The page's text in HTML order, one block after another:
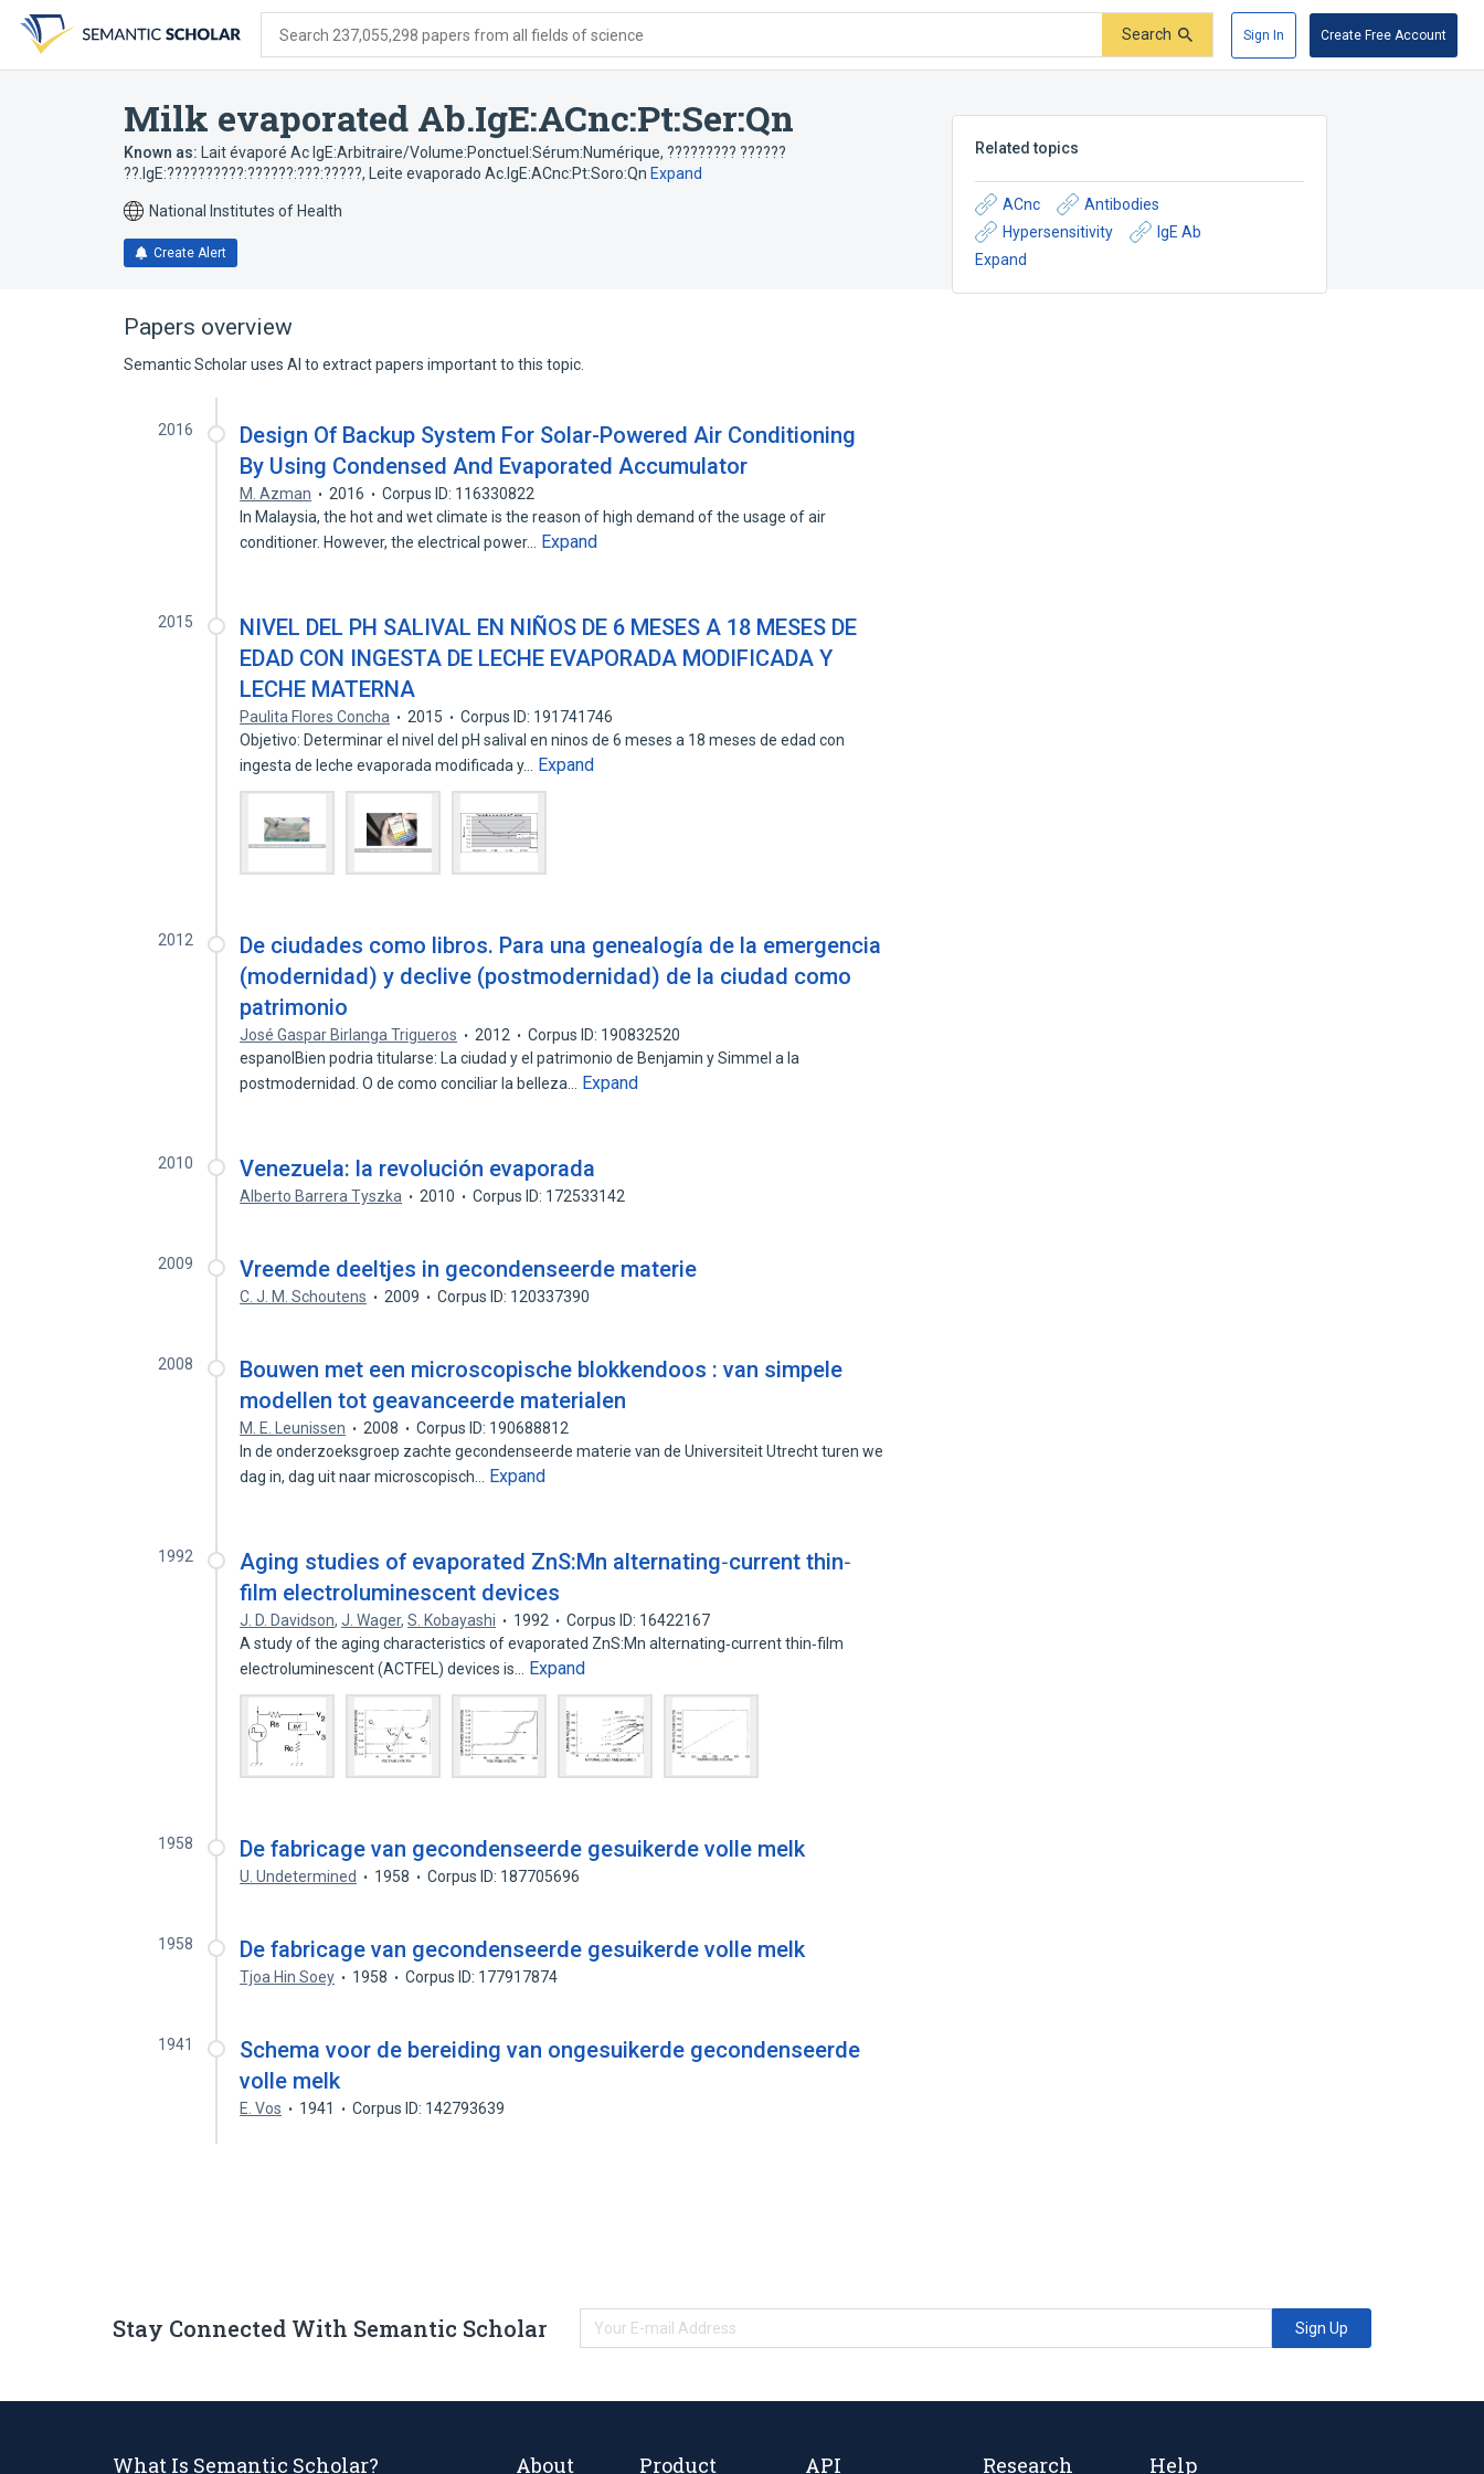
search
form
content
account
menu
Search 237,055,298 papers from all fields of science Search Sign In Create Free Account
Milk evaporated Ab.IgE:ACnc:Pt:Ser:Qn
Known as: Lait évaporé Ac IgE:Arbitraire/Volume:Ponctuel:Sérum:Numérique, ????????? ??????
??.IgE:??????????:??????:???:?????, Leite evaporado Ac.IgE:ACnc:Pt:Soro:Qn Expand
National Institutes of Health
Create Alert
Related topics
ACnc
Antibodies
Hypersensitivity
IgE Ab
Expand
Papers overview
Semantic Scholar uses AI to extract papers important to this topic.
2016
Design Of Backup System For Solar-Powered Air Conditioning
By Using Condensed And Evaporated Accumulator
M. Azman 2016
Corpus ID: 116330822
In Malaysia, the hot and wet climate is the reason of high demand of the usage of air
conditioner. However, the electrical power…
Expand
2015
NIVEL DEL PH SALIVAL EN NIÑOS DE 6 MESES A 18 MESES DE
EDAD CON INGESTA DE LECHE EVAPORADA MODIFICADA Y
LECHE MATERNA
Paulita Flores Concha 2015
Corpus ID: 191741746
Objetivo: Determinar el nivel del pH salival en ninos de 6 meses a 18 meses de edad con
ingesta de leche evaporada modificada y…
Expand
2012
De ciudades como libros. Para una genealogía de la emergencia
(modernidad) y declive (postmodernidad) de la ciudad como
patrimonio
José Gaspar Birlanga Trigueros 2012
Corpus ID: 190832520
espanolBien podria titularse: La ciudad y el patrimonio de Benjamin y Simmel a la
postmodernidad. O de como conciliar la belleza…
Expand
2010 Venezuela: la revolución evaporada
Alberto Barrera Tyszka 2010 Corpus ID: 172533142
2009 Vreemde deeltjes in gecondenseerde materie
C. J. M. Schoutens 2009 Corpus ID: 120337390
2008
Bouwen met een microscopische blokkendoos : van simpele
modellen tot geavanceerde materialen
M. E. Leunissen 2008
Corpus ID: 190688812
In de onderzoeksgroep zachte gecondenseerde materie van de Universiteit Utrecht turen we
dag in, dag uit naar microscopisch…
Expand
1992
Aging studies of evaporated ZnS:Mn alternating‐current thin‐
film electroluminescent devices
J. D. Davidson,J. Wager,S. Kobayashi 1992
Corpus ID: 16422167
A study of the aging characteristics of evaporated ZnS:Mn alternating‐current thin‐film
electroluminescent (ACTFEL) devices is…
Expand
1958 De fabricage van gecondenseerde gesuikerde volle melk
U. Undetermined 1958 Corpus ID: 187705696
1958 De fabricage van gecondenseerde gesuikerde volle melk
Tjoa Hin Soey 1958 Corpus ID: 177917874
1941
Schema voor de bereiding van ongesuikerde gecondenseerde
volle melk
E. Vos 1941 Corpus ID: 142793639
Stay Connected With Semantic Scholar Sign Up
What Is Semantic Scholar? About Product API Research Help